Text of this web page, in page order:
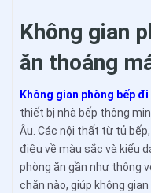
Không gian
ăn thoáng
Không gian phòng bếp
thiết bị nhà bếp thông
Âu. Các nội thất từ tủ
điệu về màu sắc và kiểu
phòng ăn gần như thông
chắn nào, giúp không